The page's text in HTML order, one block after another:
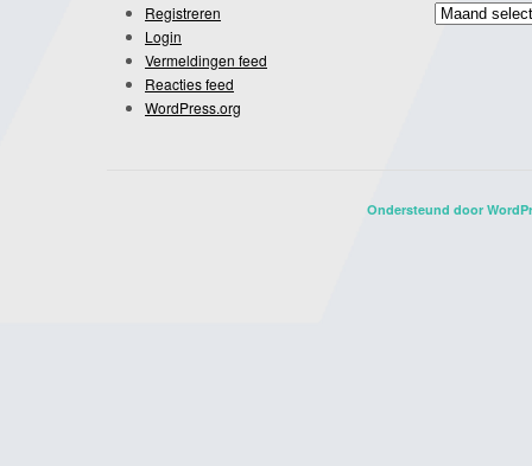
Registreren
Login
Vermeldingen feed
Reacties feed
WordPress.org
Archief
Ondersteund door